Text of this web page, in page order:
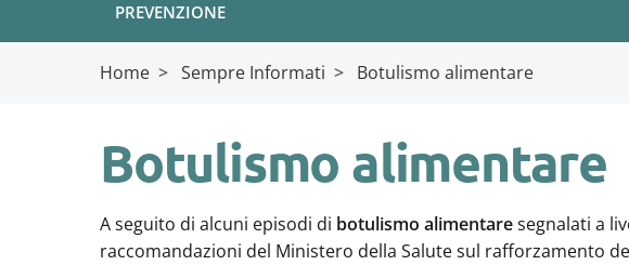
PREVENZIONE
Home > Sempre Informati > Botulismo alimentare
Botulismo alimentare
A seguito di alcuni episodi di botulismo alimentaresegnalati a
raccomandazioni del Ministero della Salute sul rafforzamento